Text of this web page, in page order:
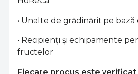
• Unelte de grădinărit pe
• Recipienți și echipamente
fructelor
Fiecare produs este verificat